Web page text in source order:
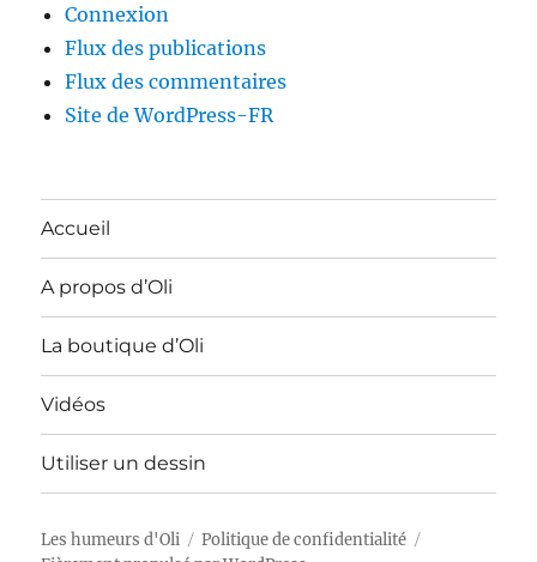
Connexion
Flux des publications
Flux des commentaires
Site de WordPress-FR
Accueil
A propos d’Oli
La boutique d’Oli
Vidéos
Utiliser un dessin
Les humeurs d'Oli
Politique de confidentialité